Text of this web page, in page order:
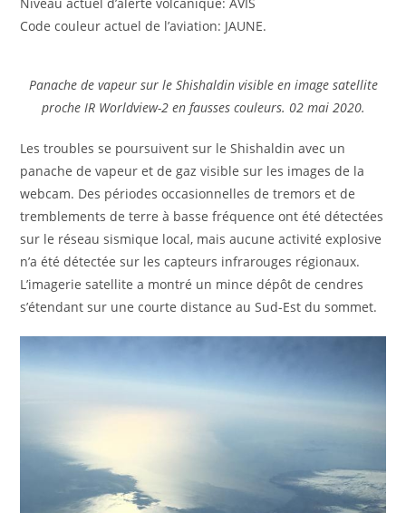
Code couleur actuel de l’aviation: JAUNE.
Panache de vapeur sur le Shishaldin visible en image satellite
proche IR Worldview-2 en fausses couleurs. 02 mai 2020.
Les troubles se poursuivent sur le Shishaldin avec un
panache de vapeur et de gaz visible sur les images de la
webcam. Des périodes occasionnelles de tremors et de
tremblements de terre à basse fréquence ont été détectées
sur le réseau sismique local, mais aucune activité explosive
n’a été détectée sur les capteurs infrarouges régionaux.
L’imagerie satellite a montré un mince dépôt de cendres
s’étendant sur une courte distance au Sud-Est du sommet.